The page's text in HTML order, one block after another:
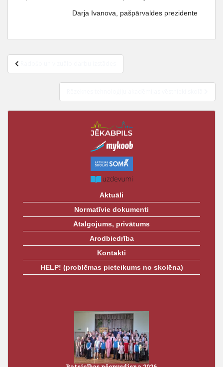
Darja Ivanova, pašpārvaldes prezidente
Aktuāli
Normatīvie dokumenti
Atalgojums, privātums
Arodbiedrība
Kontakti
HELP! (problēmas pieteikums no skolēna)